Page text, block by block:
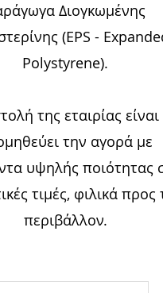
Διογκωμένης
(EPS -
Polystyrene).
της εταιρίας
την αγορά με
υψηλής ποιότητας
τιμές, φιλικά προς
περιβάλλον.